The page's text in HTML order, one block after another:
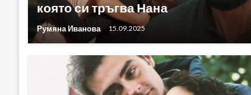
която си тръгва Нана
Румяна Иванова 15.09.2025